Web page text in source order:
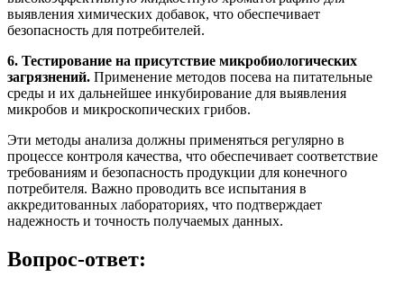
выявления химических добавок, что обеспечивает
безопасность для потребителей.
6. Тестирование на присутствие микробиологических
загрязнений. Применение методов посева на питательные
среды и их дальнейшее инкубирование для выявления
микробов и микроскопических грибов.
Эти методы анализа должны применяться регулярно в
процессе контроля качества, что обеспечивает соответствие
требованиям и безопасность продукции для конечного
потребителя. Важно проводить все испытания в
аккредитованных лабораториях, что подтверждает
надежность и точность получаемых данных.
Вопрос-ответ: